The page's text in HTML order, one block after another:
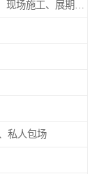
私人包场